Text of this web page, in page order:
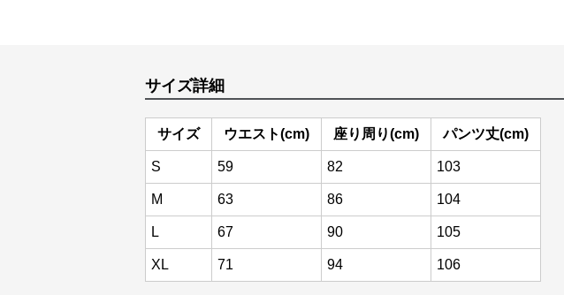
サイズ詳細
サイズ ウエスト(cm) 座り周り(cm) パンツ丈(cm)
S 59 82 103
M 63 86 104
L 67 90 105
XL 71 94 106